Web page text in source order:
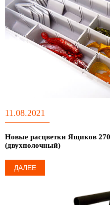
11.08.2021
Новые расцветки Ящиков
(двухполочный)
ДАЛЕЕ